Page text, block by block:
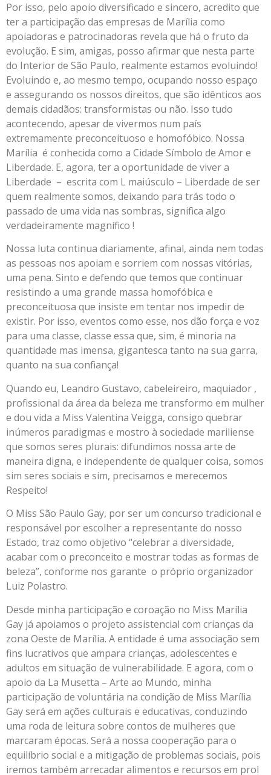
Por isso, pelo apoio diversificado e sincero, acredito que
ter a participação das empresas de Marília como
apoiadoras e patrocinadoras revela que há o fruto da
evolução. E sim, amigas, posso afirmar que nesta parte
do Interior de São Paulo, realmente estamos evoluindo!
Evoluindo e, ao mesmo tempo, ocupando nosso espaço
e assegurando os nossos direitos, que são idênticos aos
demais cidadãos: transformistas ou não. Isso tudo
acontecendo, apesar de vivermos num país
extremamente preconceituoso e homofóbico. Nossa
Marília é conhecida como a Cidade Símbolo de Amor e
Liberdade. E, agora, ter a oportunidade de viver a
Liberdade – escrita com L maiúsculo – Liberdade de ser
quem realmente somos, deixando para trás todo o
passado de uma vida nas sombras, significa algo
verdadeiramente magnífico !
Nossa luta continua diariamente, afinal, ainda nem todas
as pessoas nos apoiam e sorriem com nossas vitórias,
uma pena. Sinto e defendo que temos que continuar
resistindo a uma grande massa homofóbica e
preconceituosa que insiste em tentar nos impedir de
existir. Por isso, eventos como esse, nos dão força e voz
para uma classe, classe essa que, sim, é minoria na
quantidade mas imensa, gigantesca tanto na sua garra,
quanto na sua confiança!
Quando eu, Leandro Gustavo, cabeleireiro, maquiador ,
profissional da área da beleza me transformo em mulher
e dou vida a Miss Valentina Veigga, consigo quebrar
inúmeros paradigmas e mostro à sociedade mariliense
que somos seres plurais: difundimos nossa arte de
maneira digna, e independente de qualquer coisa, somos
sim seres sociais e sim, precisamos e merecemos
Respeito!
O Miss São Paulo Gay, por ser um concurso tradicional e
responsável por escolher a representante do nosso
Estado, traz como objetivo “celebrar a diversidade,
acabar com o preconceito e mostrar todas as formas de
beleza”, conforme nos garante o próprio organizador
Luiz Polastro.
Desde minha participação e coroação no Miss Marília
Gay já apoiamos o projeto assistencial com crianças da
zona Oeste de Marília. A entidade é uma associação sem
fins lucrativos que ampara crianças, adolescentes e
adultos em situação de vulnerabilidade. E agora, com o
apoio da La Musetta – Arte ao Mundo, minha
participação de voluntária na condição de Miss Marília
Gay será em ações culturais e educativas, conduzindo
uma roda de leitura sobre contos de mulheres que
marcaram épocas. Será a nossa cooperação para o
equilíbrio social e a mitigação de problemas sociais, pois
iremos também arrecadar alimentos e recursos em prol